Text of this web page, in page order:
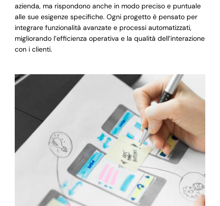
azienda, ma rispondono anche in modo preciso e puntuale
alle sue esigenze specifiche. Ogni progetto è pensato per
integrare funzionalità avanzate e processi automatizzati,
migliorando l’efficienza operativa e la qualità dell’interazione
con i clienti.